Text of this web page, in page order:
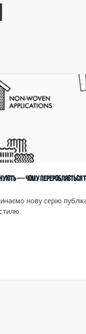
— ЧОМУ ПЕРЕРОБЛЯЄТЬСЯ
нову серію